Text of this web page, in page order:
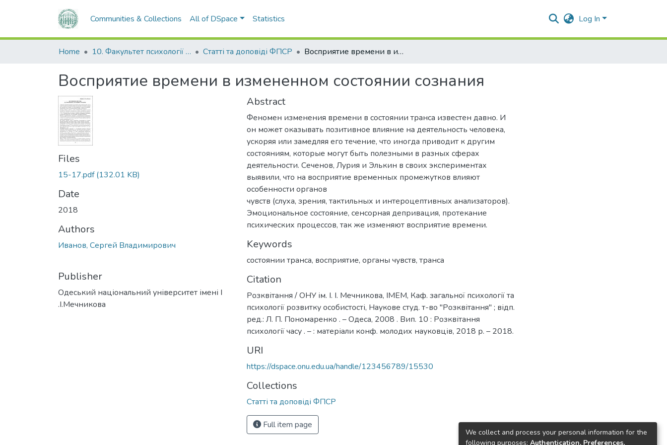
Communities & Collections All of DSpace Statistics Log In
Home 10. Факультет психології та соціальної роботи Статті та доповіді ФПСР Восприятие времени в измененном состоянии сознания
Восприятие времени в измененном состоянии сознания
Files
15-17.pdf(132.01 KB)
Date
2018
Authors
Иванов, Сергей Владимирович
Publisher
Одеський національний університет імені І
.І.Мечникова
Abstract
Феномен изменения времени в состоянии транса известен давно. И
он может оказывать позитивное влияние на деятельность человека,
ускоряя или замедляя его течение, что иногда приводит к другим
состояниям, которые могут быть полезными в разных сферах
деятельности. Сеченов, Лурия и Элькин в своих экспериментах
выявили, что на восприятие временных промежутков влияют
особенности органов
чувств (слуха, зрения, тактильных и интероцептивных анализаторов).
Эмоциональное состояние, сенсорная депривация, протекание
психических процессов, так же изменяют восприятие времени.
Keywords
состоянии транса, восприятие, органы чувств, транса
Citation
Розквітання / ОНУ ім. І. І. Мечникова, ІМЕМ, Каф. загальної психології та
психології розвитку особистості, Наукове студ. т-во "Розквітання" ; відп.
ред.: Л. П. Пономаренко . – Одеса, 2008 . Вип. 10 : Розквітання
психології часу . – : матеріали конф. молодих науковців, 2018 р. – 2018.
URI
https://dspace.onu.edu.ua/handle/123456789/15530
Collections
Статті та доповіді ФПСР
Full item page
We collect and process your personal information for the
following purposes: Authentication, Preferences,